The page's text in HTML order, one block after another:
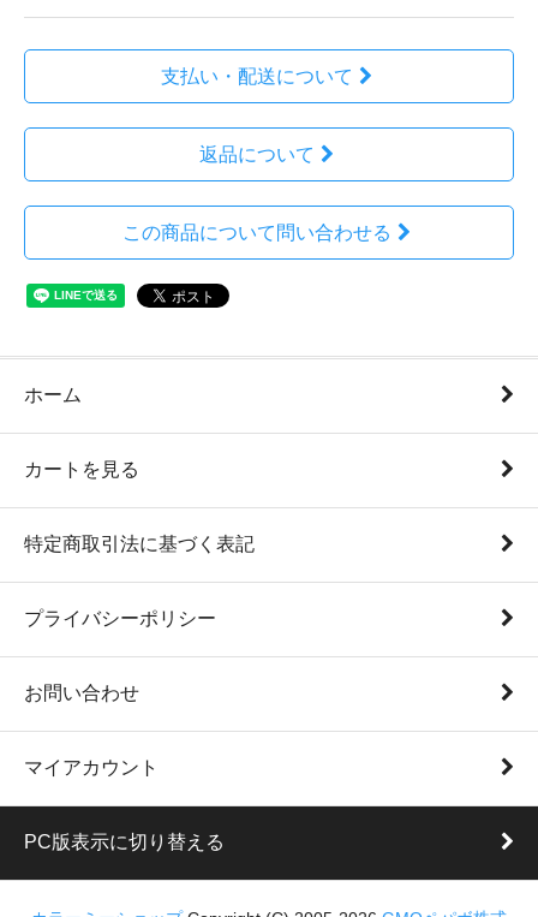
支払い・配送について
返品について
この商品について問い合わせる
ホーム
カートを見る
特定商取引法に基づく表記
プライバシーポリシー
お問い合わせ
マイアカウント
PC版表示に切り替える